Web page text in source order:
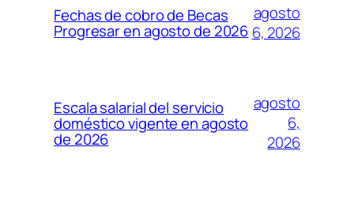
Fechas de cobro de Becas
Progresar en agosto de 2026
agosto
6, 2026
Escala salarial del servicio
doméstico vigente en agosto
de 2026
agosto
6,
2026